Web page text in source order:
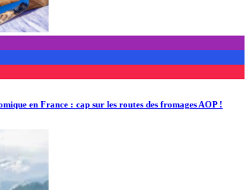
en France : cap sur les routes des fromages AOP !